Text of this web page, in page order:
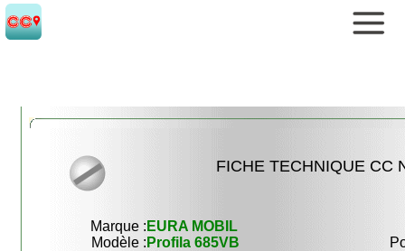
FICHE TECHNIQUE CC
Marque : EURA MOBIL
Modèle : Profila 685VB